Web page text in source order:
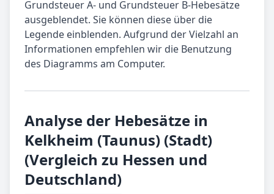
Grundsteuer A- und Grundsteuer B-Hebesätze
ausgeblendet. Sie können diese über die
Legende einblenden. Aufgrund der Vielzahl an
Informationen empfehlen wir die Benutzung
des Diagramms am Computer.
Analyse der Hebesätze in
Kelkheim (Taunus) (Stadt)
(Vergleich zu Hessen und
Deutschland)